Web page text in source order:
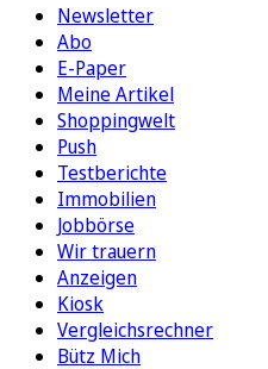
Newsletter
Abo
E-Paper
Meine Artikel
Shoppingwelt
Push
Testberichte
Immobilien
Jobbörse
Wir trauern
Anzeigen
Kiosk
Vergleichsrechner
Bütz Mich